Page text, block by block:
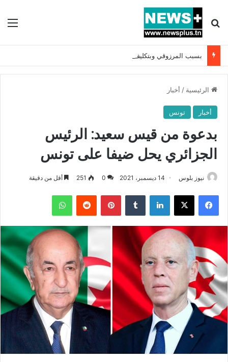
بحث عن
الرئيسية / أخبار
أخبار تونس
بدعوة من قيس سعيد: الرئيس
الجزائري يحل ضيفا على تونس
نيوز بلوس 14 ديسمبر، 2021 0
251 أقل من دقيقة
فيسبوك X لينكدإن بينتيريست واتساب